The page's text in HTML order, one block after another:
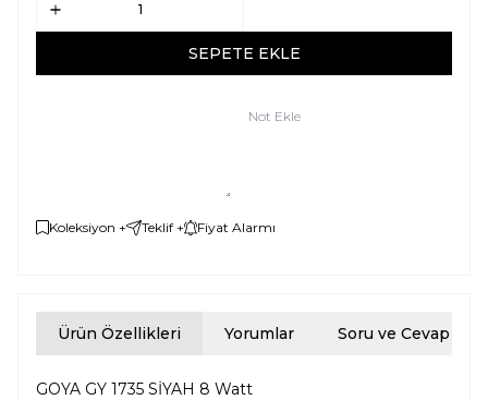
SEPETE EKLE
Not Ekle
Koleksiyon + Teklif + Fiyat Alarmı
Ürün Özellikleri Yorumlar Soru ve Cevap
GOYA GY 1735 SİYAH 8 Watt